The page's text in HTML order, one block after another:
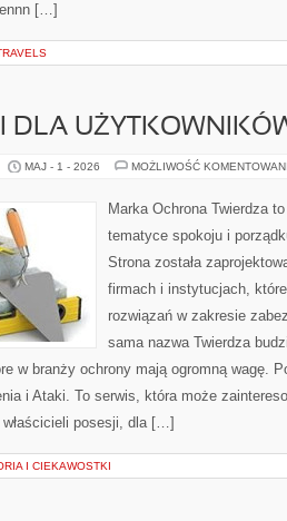
[…]
DLA
MAJ - 1 - 2026 MOŻLIWOŚĆ
Marka Ochrona Twierdza
tematyce spokoju i
Strona została
firmach i instytucjach,
rozwiązań w zakresie
sama nazwa Twierdza
w branży ochrony mają ogromną wagę.
i Ataki. To serwis, która może
posesji, dla […]
I CIEKAWOSTKI